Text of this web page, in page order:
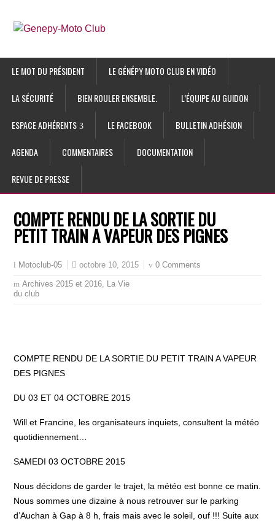
LE MOT DU PRÉSIDENT LE GÉNÉPY MOTO CLUB EN VIDÉO
LA SÉCURITÉ BIEN ROULER ENSEMBLE. L’ÉQUIPE AU GUIDON
ESPACE ADHÉRENTS LE FACEBOOK BULLETIN ADHÉSION
AGENDA COMMENTAIRES DOCUMENTATION
REVUE DE PRESSE
COMPTE RENDU DE LA SORTIE DU
PETIT TRAIN A VAPEUR DES PIGNES
Motoclub-05 octobre 10, 2015 0 Comments
Archives 2015 et 2016, La Vie
du club
COMPTE RENDU DE LA SORTIE DU PETIT TRAIN A VAPEUR
DES PIGNES
DU 03 ET 04 OCTOBRE 2015
Will et Francine, les organisateurs inquiets, consultent la météo
quotidiennement…
SAMEDI 03 OCTOBRE 2015
Nous décidons de garder le trajet, la météo est bonne ce matin.
Nous sommes une dizaine à nous retrouver sur le parking
d’Auchan à Gap à 8 h, frais mais avec le soleil, ouf !!! Suite aux